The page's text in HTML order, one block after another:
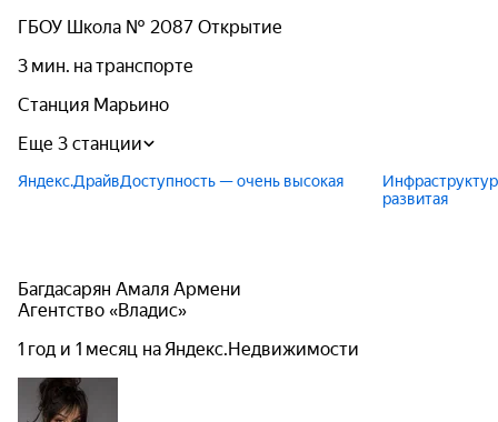
ГБОУ Школа № 2087 Открытие
3 мин. на транспорте
Станция Марьино
Еще 3 станции
Яндекс.ДрайвДоступность — очень высокая
развитая
Багдасарян Амаля Армени
Агентство «Владис»
1 год и 1 месяц на Яндекс.Недвижимости